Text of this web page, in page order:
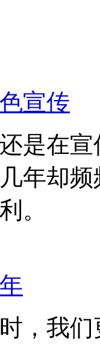
宣传
是在
年却
。
，我